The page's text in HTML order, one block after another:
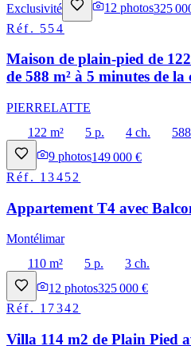
Exclusivité
12 photos325
Réf. 554
Maison de plain-pied de
de 588 m² à 5 minutes de
PIERRELATTE
122 m²
5 p. 4 ch.
9 photos149 000 €
Réf. 13452
Appartement T4 avec
Montélimar
110 m²
5 p.
3 ch.
12 photos325 000 €
Réf. 17342
Villa 114 m2 de Plain Pied